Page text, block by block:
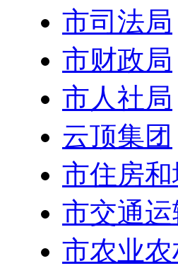
市司法局
市财政局
市人社局
云顶集团
市住房
市交通运
市农业农